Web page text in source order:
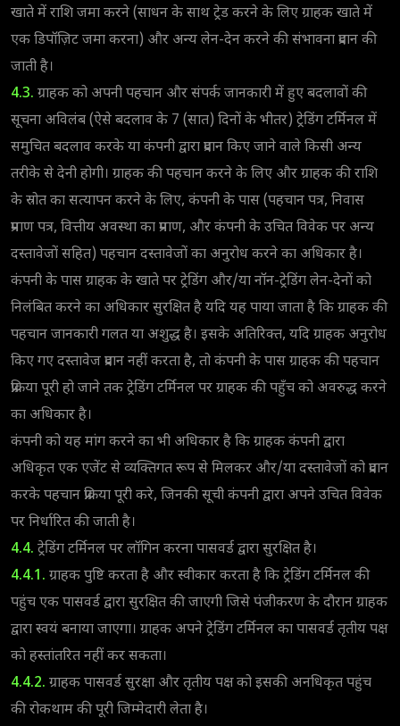
खाते में राशि जमा करने (साधन के साथ ट्रेड करने के लिए ग्राहक खाते में
एक डिपॉज़िट जमा करना) और अन्य लेन-देन करने की संभावना प्रदान की
जाती है।
4.3. ग्राहक को अपनी पहचान और संपर्क जानकारी में हुए बदलावों की
सूचना अविलंब (ऐसे बदलाव के 7 (सात) दिनों के भीतर) ट्रेडिंग टर्मिनल में
समुचित बदलाव करके या कंपनी द्वारा प्रदान किए जाने वाले किसी अन्य
तरीके से देनी होगी। ग्राहक की पहचान करने के लिए और ग्राहक की राशि
के स्रोत का सत्यापन करने के लिए, कंपनी के पास (पहचान पत्र, निवास
प्रमाण पत्र, वित्तीय अवस्था का प्रमाण, और कंपनी के उचित विवेक पर अन्य
दस्तावेजों सहित) पहचान दस्तावेजों का अनुरोध करने का अधिकार है।
कंपनी के पास ग्राहक के खाते पर ट्रेडिंग और/या नॉन-ट्रेडिंग लेन-देनों को
निलंबित करने का अधिकार सुरक्षित है यदि यह पाया जाता है कि ग्राहक की
पहचान जानकारी गलत या अशुद्ध है। इसके अतिरिक्त, यदि ग्राहक अनुरोध
किए गए दस्तावेज प्रदान नहीं करता है, तो कंपनी के पास ग्राहक की पहचान
प्रक्रिया पूरी हो जाने तक ट्रेडिंग टर्मिनल पर ग्राहक की पहुँच को अवरुद्ध करने
का अधिकार है।
कंपनी को यह मांग करने का भी अधिकार है कि ग्राहक कंपनी द्वारा
अधिकृत एक एजेंट से व्यक्तिगत रूप से मिलकर और/या दस्तावेजों को प्रदान
करके पहचान प्रक्रिया पूरी करे, जिनकी सूची कंपनी द्वारा अपने उचित विवेक
पर निर्धारित की जाती है।
4.4. ट्रेडिंग टर्मिनल पर लॉगिन करना पासवर्ड द्वारा सुरक्षित है।
4.4.1. ग्राहक पुष्टि करता है और स्वीकार करता है कि ट्रेडिंग टर्मिनल की
पहुंच एक पासवर्ड द्वारा सुरक्षित की जाएगी जिसे पंजीकरण के दौरान ग्राहक
द्वारा स्वयं बनाया जाएगा। ग्राहक अपने ट्रेडिंग टर्मिनल का पासवर्ड तृतीय पक्ष
को हस्तांतरित नहीं कर सकता।
4.4.2. ग्राहक पासवर्ड सुरक्षा और तृतीय पक्ष को इसकी अनधिकृत पहुंच
की रोकथाम की पूरी जिम्मेदारी लेता है।